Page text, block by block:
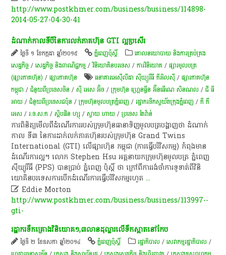
http://www.postkhmer.com/business/business/114898-
2014-05-27-04-30-41
ដំណាក់កាល​ទីបី​នៃ​ការ​លក់​ភាគហ៊ុន GTI ល្អ​ប្រសើរ
ថ្ងៃទី ១ ខែកក្កដា ឆ្នាំ២០១៥ ភ្នំពេញប៉ុស្តិ៍
គោលនយោបាយ និងការគ្រប់គ្រង
សេដ្ឋកិច្ច /សេដ្ឋកិច្ច និងពាណិជ្ជកម្ម /វិនិយោគិនបរទេស /ការវិនិយោគ /ផ្សារមូលបត្រ
(ផ្សារភាគហ៊ុន) /ផ្សារភាគហ៊ុន ធនាគារអេស៊ីលីដា ស៊ីឃ្យួរឹធី ភីអិលស៊ី/ផ្សារភាគហ៊ុន​
កម្ពុជា /ជំនួយពីប្រទេសចិន /ស៊ី អេស​ អ៊ិច /ក្រុមហ៊ុន ហ្រ្គេនធ្វីន អ៊ីនធើណេ សិនណល /ជី ធី
អាយ /ជំនួយពីប្រទេសជប៉ុន /ក្រុម​ហ៊ុន​មូល​បត្រ​ភ្នំ​ពេញ​ /រដ្ឋា​ករទឹកស្វយ័តក្រុងភ្នំពេញ /ភី​ ភី
អេស /រ.ទ.ស.ភ /ស្តិបផិន ហ្សុ /ស្វាយ ហាយ /ប្រទេស តៃវ៉ាន់
ការ​ពិនិត្យ​មើល​ពី​ដំណើរការ​របស់​ក្រុមហ៊ុន​ធានា​ទិញ​មូលបត្រ​បង្ហាញ​ថា ដំណាក់
កាល ទី៣ នៃ​ការ​ដាក់​លក់​ភាគ​ហ៊ុន​របស់​ក្រុមហ៊ុន Grand Twins
International (GTI) លើ​ផ្សារ​ហ៊ុន កម្ពុជា (ការ​ធ្វើ​បរិវិសកម្ម) កំពុង​មាន​
ដំណើរការ​ល្អ។ លោក Stephen Hsu អគ្គ​នាយក​ក្រុមហ៊ុន​មូលបត្រ ភ្នំពេញ
ស៊ីឃ្យូរីធី (PPS) បាន​ប្រាប់ ភ្នំពេញ ប៉ុស្ដិ៍ ថា ក្រៅ​ពី​ការ​រង់​ចាំ​ការ​ទូទាត់​ពី​វិនិ
យោគិន​បរទេស​ការ​បើក​ដំណើរការ​ធ្វើ​បរិវិសកម្ម​រហូត...
 Eddie Morton
http://www.postkhmer.com/business/business/113997--
gti-
រដ្ឋាករទឹក​គ្រោង​វិនិយោគ​១,៣​លាន​ដុល្លារ​លើ​ទឹកស្អាត​នៅ​​​​កែប
ថ្ងៃទី ២ ខែឧសភា ឆ្នាំ២០១៤ ភ្នំពេញប៉ុស្តិ៍ រដ្ឋាភិបាល /សេវាកម្មរដ្ឋាភិបាល /